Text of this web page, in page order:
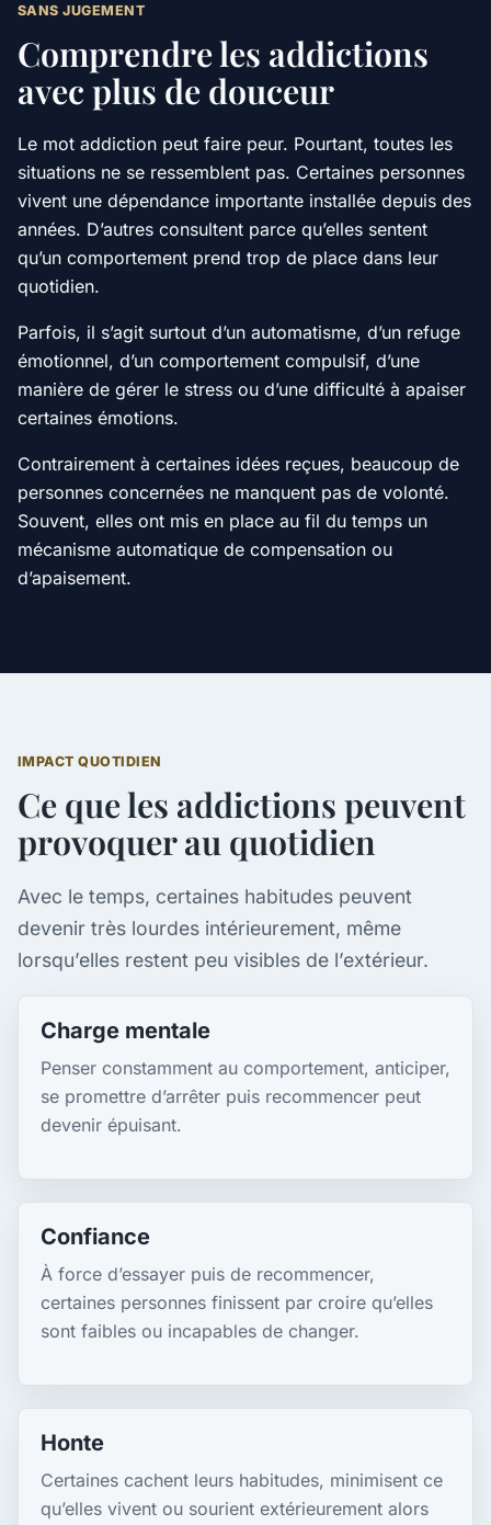
SANS JUGEMENT
Comprendre les addictions
avec plus de douceur
Le mot addiction peut faire peur. Pourtant, toutes les
situations ne se ressemblent pas. Certaines personnes
vivent une dépendance importante installée depuis des
années. D’autres consultent parce qu’elles sentent
qu’un comportement prend trop de place dans leur
quotidien.
Parfois, il s’agit surtout d’un automatisme, d’un refuge
émotionnel, d’un comportement compulsif, d’une
manière de gérer le stress ou d’une difficulté à apaiser
certaines émotions.
Contrairement à certaines idées reçues, beaucoup de
personnes concernées ne manquent pas de volonté.
Souvent, elles ont mis en place au fil du temps un
mécanisme automatique de compensation ou
d’apaisement.
IMPACT QUOTIDIEN
Ce que les addictions peuvent
provoquer au quotidien
Avec le temps, certaines habitudes peuvent
devenir très lourdes intérieurement, même
lorsqu’elles restent peu visibles de l’extérieur.
Charge mentale
Penser constamment au comportement, anticiper,
se promettre d’arrêter puis recommencer peut
devenir épuisant.
Confiance
À force d’essayer puis de recommencer,
certaines personnes finissent par croire qu’elles
sont faibles ou incapables de changer.
Honte
Certaines cachent leurs habitudes, minimisent ce
qu’elles vivent ou sourient extérieurement alors